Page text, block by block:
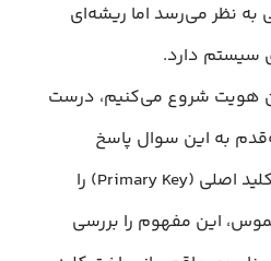
نظر می‌رسد اما ریشه‌ای
سیستم دارد.
هویت شروع می‌کنیم، درست
به این سوال پاسخ
می‌دهیم که چطور باید کلید اصلی (Primary Key) را
این مفهوم را بررسی